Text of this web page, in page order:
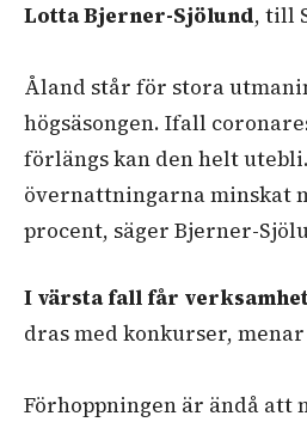
Lotta Bjerner-Sjölund, till
Åland står för stora
högsäsongen. Ifall
förlängs kan den helt
övernattningarna minskat
procent, säger Bjerner-
I värsta fall får
dras med konkurser,
Förhoppningen är ändå att